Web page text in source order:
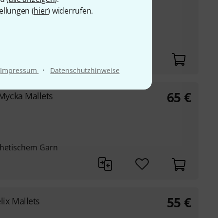
(hier) widerrufen.
Impressum · Datenschutzhinweise
Mallets
Garn
65 €
Mallets 55 €